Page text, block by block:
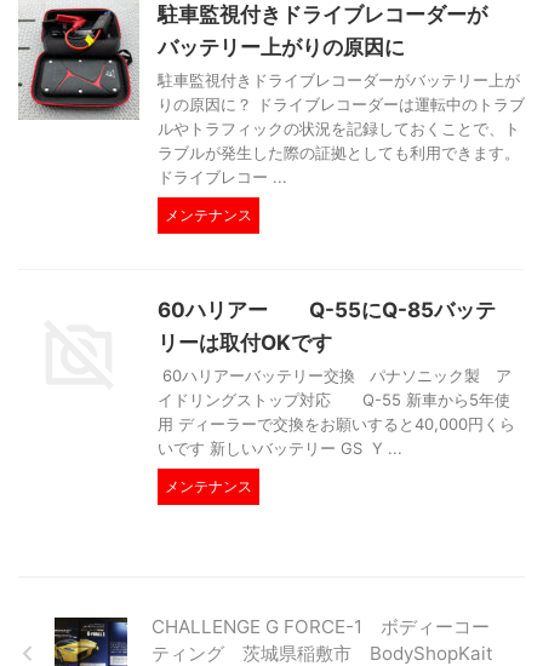
駐車監視付きドライブレコーダーが
バッテリー上がりの原因に
駐車監視付きドライブレコーダーがバッテリー上が
りの原因に？ ドライブレコーダーは運転中のトラブ
ルやトラフィックの状況を記録しておくことで、ト
ラブルが発生した際の証拠としても利用できます。
ドライブレコー ...
メンテナンス
60ハリアー Q-55にQ-85バッテ
リーは取付OKです
60ハリアーバッテリー交換 パナソニック製 ア
イドリングストップ対応 Q-55 新車から5年使
用 ディーラーで交換をお願いすると40,000円くら
いです 新しいバッテリー GS Y ...
メンテナンス
CHALLENGE G FORCE-1 ボディーコー
ティング 茨城県稲敷市 BodyShopKait